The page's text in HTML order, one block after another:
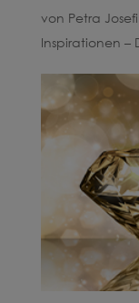
von Petra
Inspirationen –